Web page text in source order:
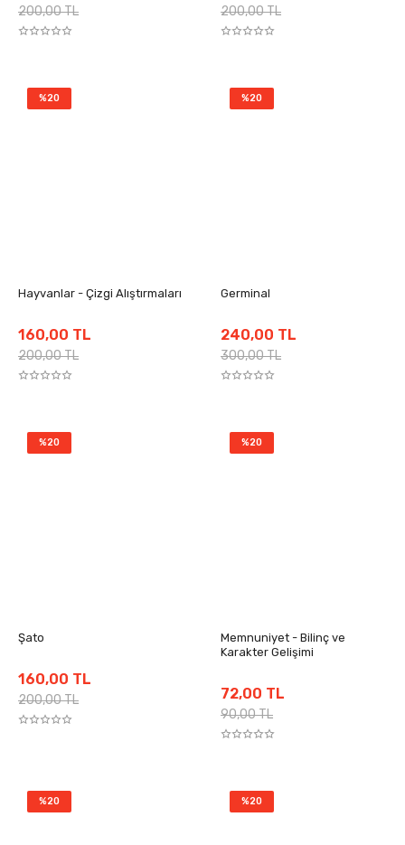
200,00 TL 200,00 TL
%20
Hayvanlar - Çizgi Alıştırmaları
160,00 TL
200,00 TL
%20
Germinal
240,00 TL
300,00 TL
%20
Şato
160,00 TL
200,00 TL
%20
Memnuniyet - Bilinç ve
Karakter Gelişimi
72,00 TL
90,00 TL
%20 %20